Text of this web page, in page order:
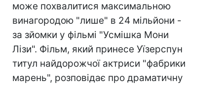
може похвалитися максимальною
винагородою "лише" в 24 мільйони -
за зйомки у фільмі "Усмішка Мони
Лізи". Фільм, який принесе Уїзерспун
титул найдорожчої актриси "фабрики
марень", розповідає про драматичну